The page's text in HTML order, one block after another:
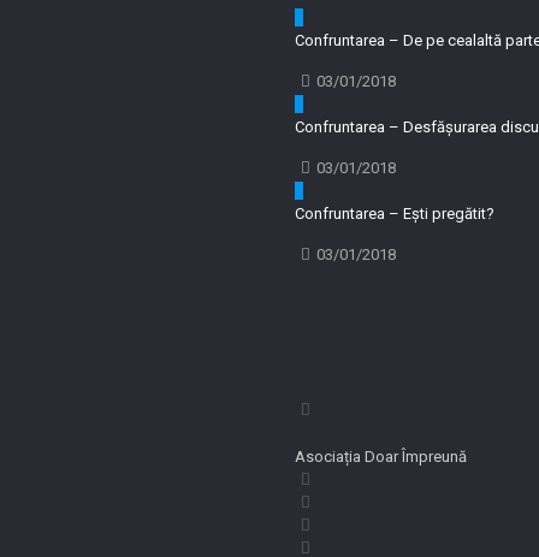
Confruntarea – De pe cealaltă
03/01/2018
Confruntarea – Desfășurarea
03/01/2018
Confruntarea – Ești pregătit?
03/01/2018
Asociația Doar Împreună